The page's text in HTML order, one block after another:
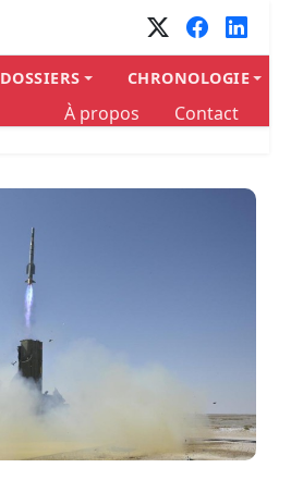
DOSSIERS CHRONOLOGIE
À propos Contact